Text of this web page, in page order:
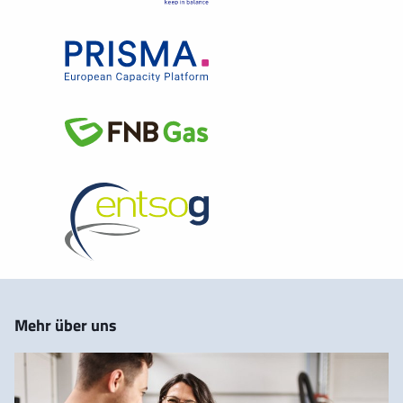
Karlsruhe
Bereich Recht und Versicherungen, Zivil- und
2007-2011
GasVersorgung Süddeutschland GmbH, Stuttgart
Leiterin Recht und Personal
2010-2017
Hochschule Ulm Nebentätigkeit als Lehrbeauftragte
Seit 2011
GVS Netz GmbH / terranets bw GmbH, Stuttgart
Mehr über uns